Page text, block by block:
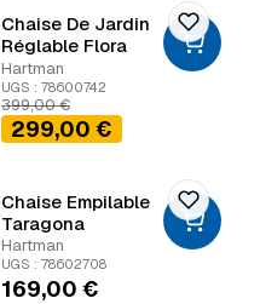
Chaise De Jardin
Réglable Flora
Hartman
UGS : 78600742
399,00€
Le prix initial était :
299,00 €
Le prix actuel est :
Chaise Empilable
Taragona
Hartman
UGS : 78602708
169,00 €